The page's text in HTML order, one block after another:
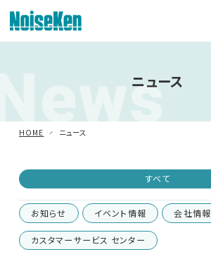
ニュース
HOME ニュース
すべて
お知らせ イベント情報 会社情報
カスタマーサービス センター
ファスト・トランジェント/バースト試験器
雷サージ試験器